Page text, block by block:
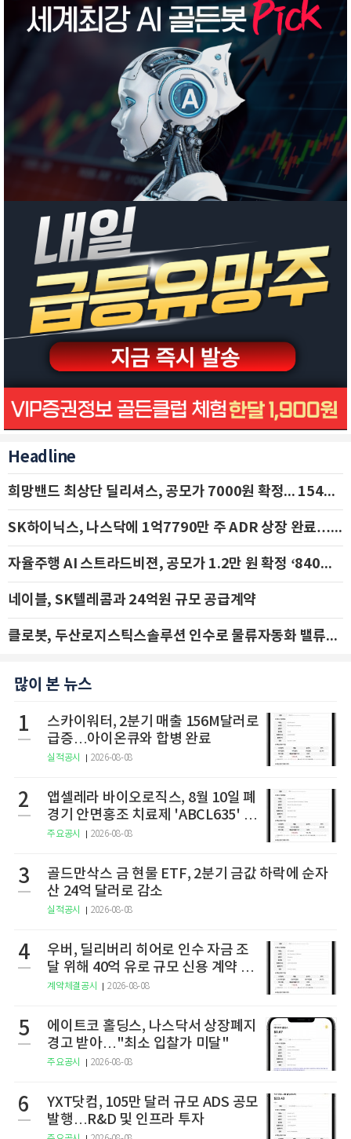
Headline
희망밴드 최상단 딜리셔스, 공모가 7000원 확정... 154억 규모 IPO 돌입
SK하이닉스, 나스닥에 1억7790만 주 ADR 상장 완료…29일 국내 추가 상장
자율주행 AI 스트라드비젼, 공모가 1.2만 원 확정 ‘840억 수혈’
네이블, SK텔레콤과 24억원 규모 공급계약
클로봇, 두산로지스틱스솔루션 인수로 물류자동화 밸류체인 확장 추진 - IBK투자증권
많이 본 뉴스
1
스카이워터, 2분기 매출 156M달러로
급증…아이온큐와 합병 완료
실적공시 2026-08-08
2
앱셀레라 바이오로직스, 8월 10일 폐
경기 안면홍조 치료제 'ABCL635' 임
상 2상 결과 발표
주요공시 2026-08-08
3
골드만삭스 금 현물 ETF, 2분기 금값 하락에 순자
산 24억 달러로 감소
실적공시 2026-08-08
4
우버, 딜리버리 히어로 인수 자금 조
달 위해 40억 유로 규모 신용 계약 체
결
계약체결공시 2026-08-08
5
에이트코 홀딩스, 나스닥서 상장폐지
경고 받아…"최소 입찰가 미달"
주요공시 2026-08-08
6
YXT닷컴, 105만 달러 규모 ADS 공모
발행…R&D 및 인프라 투자